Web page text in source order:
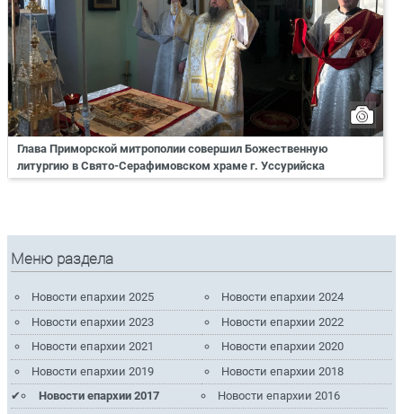
Глава Приморской митрополии совершил Божественную
литургию в Свято-Серафимовском храме г. Уссурийска
Меню раздела
Новости епархии 2025
Новости епархии 2024
Новости епархии 2023
Новости епархии 2022
Новости епархии 2021
Новости епархии 2020
Новости епархии 2019
Новости епархии 2018
Новости епархии 2017
Новости епархии 2016